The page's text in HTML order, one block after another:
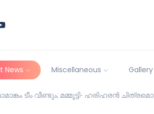
News Miscellaneous Gallery
ടീം വീണ്ടും; മമ്മൂട്ടി- ഹരിഹരൻ